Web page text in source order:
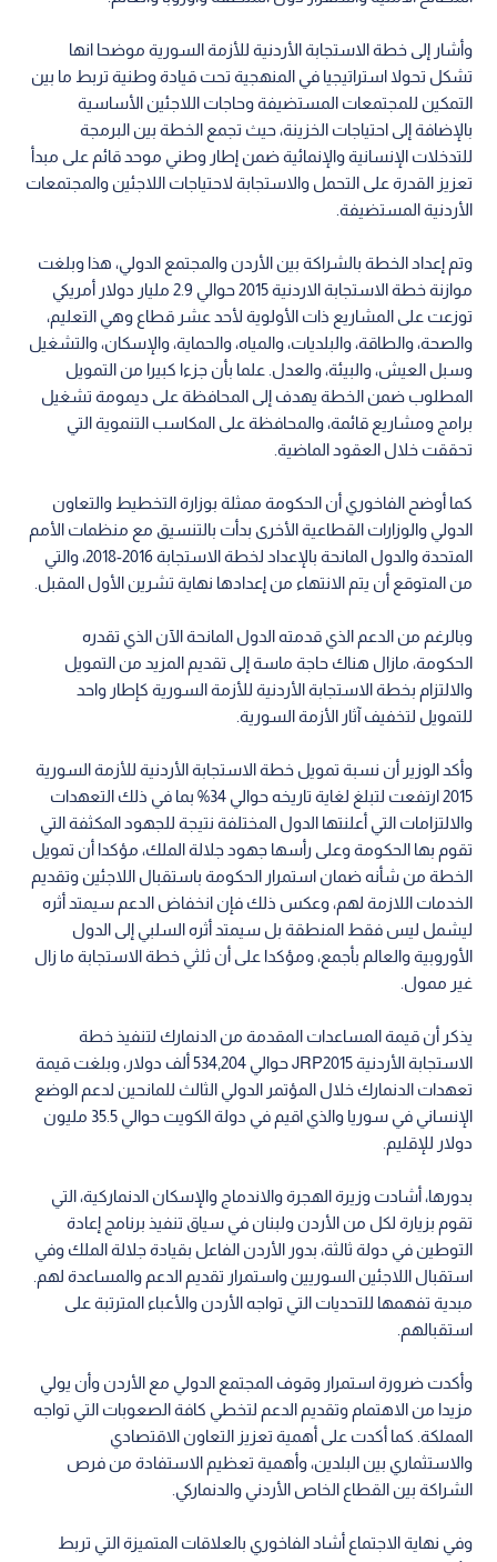
وأشار إلى خطة الاستجابة الأردنية للأزمة السورية موضحا انها
تشكل تحولا استراتيجيا في المنهجية تحت قيادة وطنية تربط ما بين
التمكين للمجتمعات المستضيفة وحاجات اللاجئين الأساسية
بالإضافة إلى احتياجات الخزينة، حيث تجمع الخطة بين البرمجة
للتدخلات الإنسانية والإنمائية ضمن إطار وطني موحد قائم على مبدأ
تعزيز القدرة على التحمل والاستجابة لاحتياجات اللاجئين والمجتمعات
الأردنية المستضيفة.
وتم إعداد الخطة بالشراكة بين الأردن والمجتمع الدولي، هذا وبلغت
موازنة خطة الاستجابة الاردنية 2015 حوالي 2.9 مليار دولار أمريكي
توزعت على المشاريع ذات الأولوية لأحد عشر قطاع وهي التعليم،
والصحة، والطاقة، والبلديات، والمياه، والحماية، والإسكان، والتشغيل
وسبل العيش، والبيئة، والعدل. علما بأن جزءا كبيرا من التمويل
المطلوب ضمن الخطة يهدف إلى المحافظة على ديمومة تشغيل
برامج ومشاريع قائمة، والمحافظة على المكاسب التنموية التي
تحققت خلال العقود الماضية.
كما أوضح الفاخوري أن الحكومة ممثلة بوزارة التخطيط والتعاون
الدولي والوزارات القطاعية الأخرى بدأت بالتنسيق مع منظمات الأمم
المتحدة والدول المانحة بالإعداد لخطة الاستجابة 2016-2018، والتي
من المتوقع أن يتم الانتهاء من إعدادها نهاية تشرين الأول المقبل.
وبالرغم من الدعم الذي قدمته الدول المانحة الآن الذي تقدره
الحكومة، مازال هناك حاجة ماسة إلى تقديم المزيد من التمويل
والالتزام بخطة الاستجابة الأردنية للأزمة السورية كإطار واحد
للتمويل لتخفيف آثار الأزمة السورية.
وأكد الوزير أن نسبة تمويل خطة الاستجابة الأردنية للأزمة السورية
2015 ارتفعت لتبلغ لغاية تاريخه حوالي 34% بما في ذلك التعهدات
والالتزامات التي أعلنتها الدول المختلفة نتيجة للجهود المكثفة التي
تقوم بها الحكومة وعلى رأسها جهود جلالة الملك، مؤكدا أن تمويل
الخطة من شأنه ضمان استمرار الحكومة باستقبال اللاجئين وتقديم
الخدمات اللازمة لهم، وعكس ذلك فإن انخفاض الدعم سيمتد أثره
ليشمل ليس فقط المنطقة بل سيمتد أثره السلبي إلى الدول
الأوروبية والعالم بأجمع، ومؤكدا على أن ثلثي خطة الاستجابة ما زال
غير ممول.
يذكر أن قيمة المساعدات المقدمة من الدنمارك لتنفيذ خطة
الاستجابة الأردنية JRP2015 حوالي 534,204 ألف دولار، وبلغت قيمة
تعهدات الدنمارك خلال المؤتمر الدولي الثالث للمانحين لدعم الوضع
الإنساني في سوريا والذي اقيم في دولة الكويت حوالي 35.5 مليون
دولار للإقليم.
بدورها، أشادت وزيرة الهجرة والاندماج والإسكان الدنماركية، التي
تقوم بزيارة لكل من الأردن ولبنان في سياق تنفيذ برنامج إعادة
التوطين في دولة ثالثة، بدور الأردن الفاعل بقيادة جلالة الملك وفي
استقبال اللاجئين السوريين واستمرار تقديم الدعم والمساعدة لهم.
مبدية تفهمها للتحديات التي تواجه الأردن والأعباء المترتبة على
استقبالهم.
وأكدت ضرورة استمرار وقوف المجتمع الدولي مع الأردن وأن يولي
مزيدا من الاهتمام وتقديم الدعم لتخطي كافة الصعوبات التي تواجه
المملكة. كما أكدت على أهمية تعزيز التعاون الاقتصادي
والاستثماري بين البلدين، وأهمية تعظيم الاستفادة من فرص
الشراكة بين القطاع الخاص الأردني والدنماركي.
وفي نهاية الاجتماع أشاد الفاخوري بالعلاقات المتميزة التي تربط